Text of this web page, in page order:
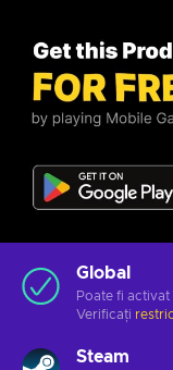
Global
Poate fi activat
Verificați
Steam